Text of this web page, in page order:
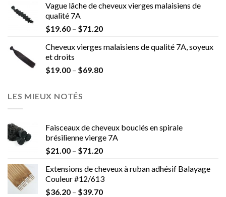
Vague lâche de cheveux vierges malaisiens de
qualité 7A
$19.60 – $71.20
Cheveux vierges malaisiens de qualité 7A, soyeux
et droits
$19.00 – $69.80
LES MIEUX NOTÉS
Faisceaux de cheveux bouclés en spirale
brésilienne vierge 7A
$21.00 – $71.20
Extensions de cheveux à ruban adhésif Balayage
Couleur #12/613
$36.20 – $39.70